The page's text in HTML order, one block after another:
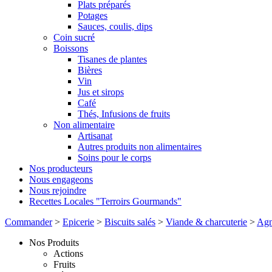
Plats préparés
Potages
Sauces, coulis, dips
Coin sucré
Boissons
Tisanes de plantes
Bières
Vin
Jus et sirops
Café
Thés, Infusions de fruits
Non alimentaire
Artisanat
Autres produits non alimentaires
Soins pour le corps
Nos producteurs
Nous engageons
Nous rejoindre
Recettes Locales "Terroirs Gourmands"
Commander> Epicerie > Biscuits salés > Viande & charcuterie >
Nos Produits
Actions
Fruits